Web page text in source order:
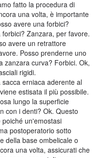
fatto la procedura di
una volta, è importante
avere una forbici?
Zanzara, per favore.
avere un retrattore
Posso prenderne uno
zanzara curva? Forbici. Ok,
rigidi.
erniaca aderente al
estisata il più possibile.
lungo la superficie
con i denti? Ok. Questo
un'emostasi
postoperatorio sotto
della base ombelicale o
una volta, assicurati che